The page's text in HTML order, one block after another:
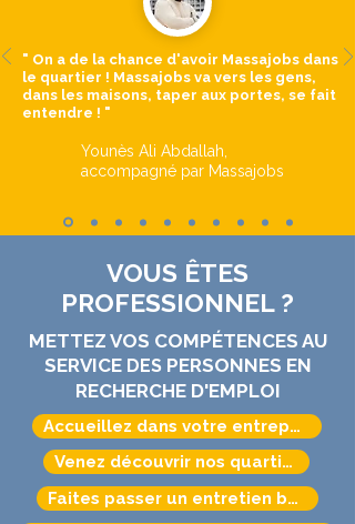
" On a de la chance d'avoir Massajobs dans
le quartier ! Massajobs va vers les gens,
dans les maisons, taper aux portes, se fait
entendre ! "
Younès Ali Abdallah,
accompagné par Massajobs
VOUS ÊTES
PROFESSIONNEL ?
METTEZ VOS COMPÉTENCES AU
SERVICE DESPERSONNES EN
RECHERCHE D'EMPLOI
Accueillez dans votre entreprise
Venez découvrir nos quartiers
Faites passer un entretien blanc